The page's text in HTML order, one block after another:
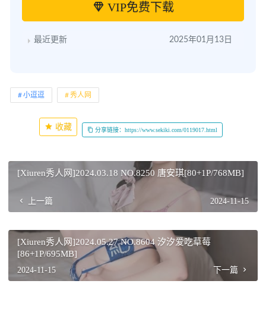
VIP免费下载
最近更新 2025年01月13日
小逗逗 秀人网
收藏 分享链接：https://www.sekiki.com/0119017.html
[Xiuren秀人网]2024.03.18 NO.8250 唐安琪[80+1P/768MB]
上一篇 2024-11-15
[Xiuren秀人网]2024.05.27 NO.8604 汐汐爱吃草莓
[86+1P/695MB]
2024-11-15 下一篇